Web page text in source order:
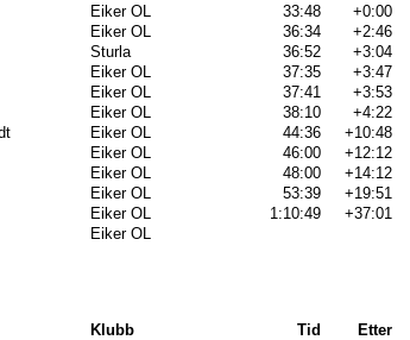
Eiker OL 33:48 +0:00
Eiker OL 36:34 +2:46
Sturla 36:52 +3:04
Eiker OL 37:35 +3:47
Eiker OL 37:41 +3:53
Eiker OL 38:10 +4:22
Eiker OL 44:36 +10:48
Eiker OL 46:00 +12:12
Eiker OL 48:00 +14:12
Eiker OL 53:39 +19:51
Eiker OL 1:10:49 +37:01
Eiker OL
Klubb Tid Etter